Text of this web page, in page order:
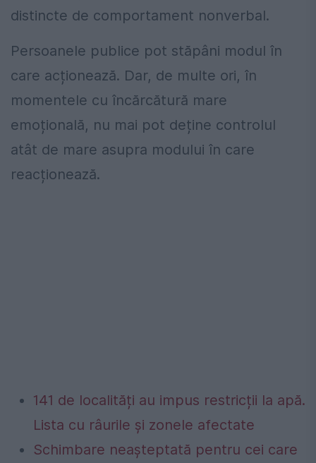
distincte de comportament nonverbal.
Persoanele publice pot stăpâni modul în
care acționează. Dar, de multe ori, în
momentele cu încărcătură mare
emoțională, nu mai pot deține controlul
atât de mare asupra modului în care
reacționează.
141 de localități au impus restricții la apă.
Lista cu râurile și zonele afectate
Schimbare neașteptată pentru cei care